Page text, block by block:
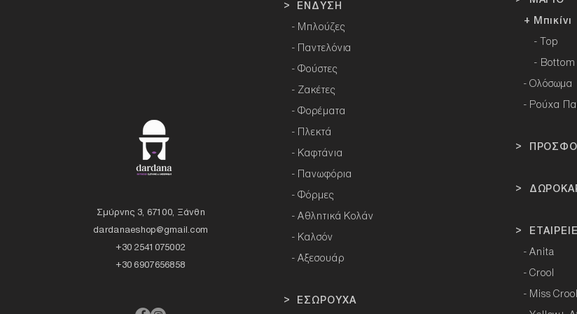
Σμύρνης 3, 67100, Ξάνθη
dardanaeshop@gmail.com
+30 2541075002
+30 6907656858
> ΕΝΔΥΣΗ
- Μπλούζες
- Παντελόνια
- Φούστες
- Ζακέτες
- Φορέματα
- Πλεκτά
- Καφτάνια
- Πανωφόρια
- Φόρμες
- Αθλητικά Κολάν
- Καλσόν
- Αξεσουάρ
> ΕΣΩΡΟΥΧΑ
+ Μπικίνι
- Top
- Bottom
-Ολόσωμα
- Ρούχα
>
>
>
-Anita
-Crool
- Miss Crool